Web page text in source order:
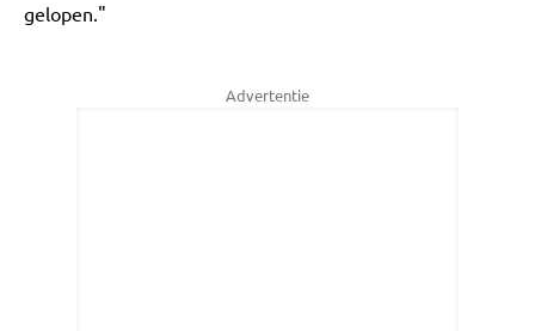
gelopen."
Advertentie